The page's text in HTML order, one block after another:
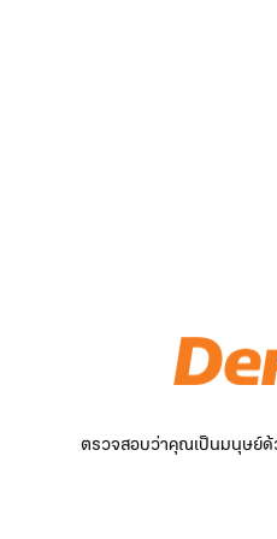
ตรวจสอบว่าคุณเป็นมนุษย์ด้